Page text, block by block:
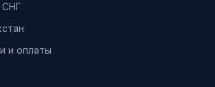
СНГ
и оплаты